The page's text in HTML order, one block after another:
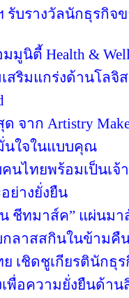
บรางวัลนักธุรกิจข
มูนิตี้ Health &
สริมแกร่งด้านโลจิ
จาก Artistry
นใจในแบบคุณ
นไทยพร้อมเป็นเ
ย่างยั่งยืน
ชีทมาส์ค” แผ่นม
กลาสสกินในข้ามคื
เชิดชูเกียรตินักธุ
พื่อความยั่งยืนด้า